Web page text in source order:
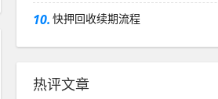
10. 快押回收续期流程
热评文章